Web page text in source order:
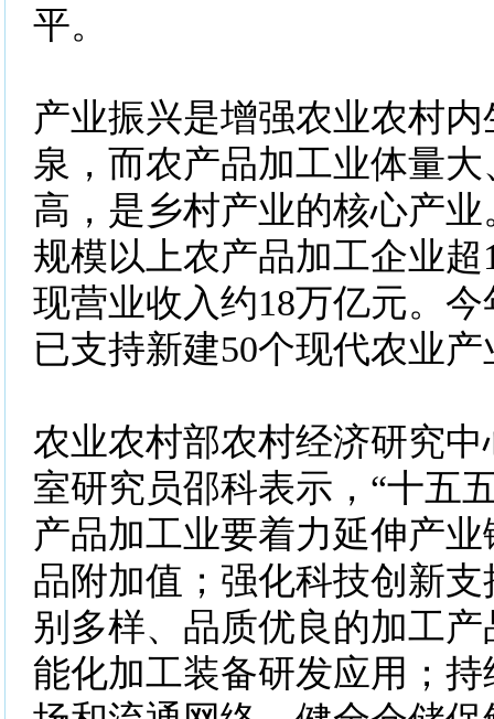
平。
产业振兴是增强农业农村
泉，而农产品加工业体量
高，是乡村产业的核心产业
规模以上农产品加工企业
现营业收入约18万亿元。
已支持新建50个现代农业
农业农村部农村经济研究
室研究员邵科表示，“十五
产品加工业要着力延伸产
品附加值；强化科技创新
别多样、品质优良的加工
能化加工装备研发应用；